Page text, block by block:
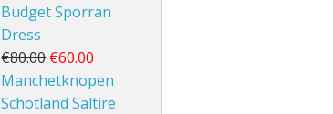
Budget Sporran
Dress
€80.00 €60.00
Manchetknopen
Schotland Saltire